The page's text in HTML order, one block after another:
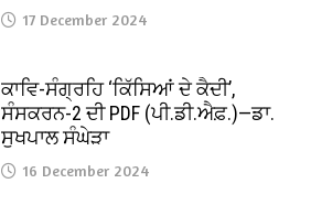
17 December 2024
ਕਾਵਿ-ਸੰਗ੍ਰਹਿ ‘ਕਿੱਸਿਆਂ ਦੇ ਕੈਦੀ’,
ਸੰਸਕਰਨ-2 ਦੀ PDF (ਪੀ.ਡੀ.ਐਫ਼.)—ਡਾ.
ਸੁਖਪਾਲ ਸੰਘੇੜਾ
16 December 2024